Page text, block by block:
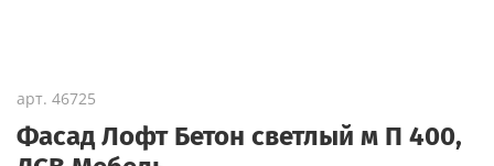
арт. 46725
Фасад Лофт Бетон светлый м П 400,